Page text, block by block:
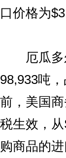
口价格为
厄瓜多
98,933吨
前，美国
税生效，
购商品的